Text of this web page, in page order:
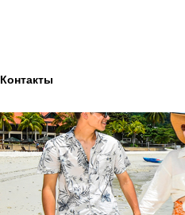
Контакты